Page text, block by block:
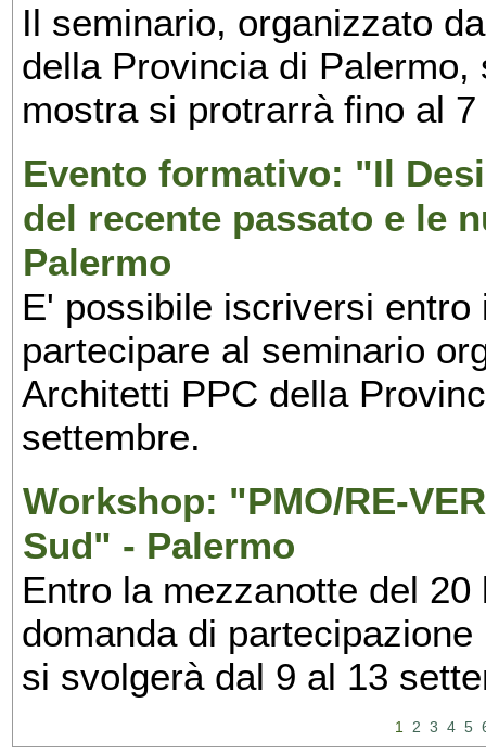
Il seminario, organizzato
della Provincia di
mostra si protrarrà fino al
Evento formativo: "Il
del recente passato e le
Palermo
E' possibile iscriversi
partecipare al seminario
Architetti PPC della
settembre.
Workshop: "PMO/RE-
Sud" - Palermo
Entro la mezzanotte del
domanda di
si svolgerà dal 9 al 13
1 2 3 4 5